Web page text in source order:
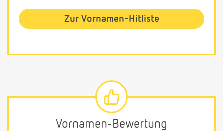
Zur Vornamen-Hitliste
Vornamen-Bewertung